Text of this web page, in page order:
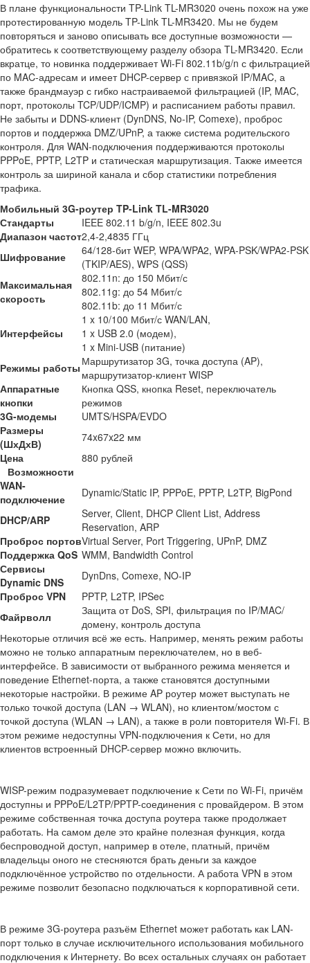
В плане функциональности TP-Link TL-MR3020 очень похож на уже
протестированную модель TP-Link TL-MR3420. Мы не будем
повторяться и заново описывать все доступные возможности —
обратитесь к соответствующему разделу обзора TL-MR3420. Если
вкратце, то новинка поддерживает Wi-Fi 802.11b/g/n с фильтрацией
по MAC-адресам и имеет DHCP-сервер с привязкой IP/MAC, а
также брандмауэр с гибко настраиваемой фильтрацией (IP, MAC,
порт, протоколы TCP/UDP/ICMP) и расписанием работы правил.
Не забыты и DDNS-клиент (DynDNS, No-IP, Comexe), проброс
портов и поддержка DMZ/UPnP, а также система родительского
контроля. Для WAN-подключения поддерживаются протоколы
PPPoE, PPTP, L2TP и статическая маршрутизация. Также имеется
контроль за шириной канала и сбор статистики потребления
трафика.
Мобильный 3G-роутер TP-Link TL-MR3020
Стандарты
IEEE 802.11 b/g/n, IEEE 802.3u
Диапазон частот2,4-2,4835 ГГц
Шифрование
64/128-бит WEP, WPA/WPA2, WPA-PSK/WPA2-PSK
(TKIP/AES), WPS (QSS)
Максимальная
скорость
802.11n: до 150 Мбит/с
802.11g: до 54 Мбит/с
802.11b: до 11 Мбит/с
Интерфейсы
1 x 10/100 Мбит/с WAN/LAN,
1 x USB 2.0 (модем),
1 x Mini-USB (питание)
Режимы работы Маршрутизатор 3G, точка доступа (AP),
маршрутизатор-клиент WISP
Аппаратные
кнопки
Кнопка QSS, кнопка Reset, переключатель
режимов
3G-модемы
UMTS/HSPA/EVDO
Размеры
(ШхДхВ)
74x67x22 мм
Цена
880 рублей
Возможности
WAN-
подключение
Dynamic/Static IP, PPPoE, PPTP, L2TP, BigPond
DHCP/ARP
Server, Client, DHCP Client List, Address
Reservation, ARP
Проброс портовVirtual Server, Port Triggering, UPnP, DMZ
Поддержка QoS WMM, Bandwidth Control
Сервисы
Dynamic DNS
DynDns, Comexe, NO-IP
Проброс VPN
PPTP, L2TP, IPSec
Файрволл
Защита от DoS, SPI, фильтрация по IP/MAC/
домену, контроль доступа
Некоторые отличия всё же есть. Например, менять режим работы
можно не только аппаратным переключателем, но в веб-
интерфейсе. В зависимости от выбранного режима меняется и
поведение Ethernet-порта, а также становятся доступными
некоторые настройки. В режиме AP роутер может выступать не
только точкой доступа (LAN → WLAN), но клиентом/мостом с
точкой доступа (WLAN → LAN), а также в роли повторителя Wi-Fi. В
этом режиме недоступны VPN-подключения к Сети, но для
клиентов встроенный DHCP-сервер можно включить.
WISP-режим подразумевает подключение к Сети по Wi-Fi, причём
доступны и PPPoE/L2TP/PPTP-соединения с провайдером. В этом
режиме собственная точка доступа роутера также продолжает
работать. На самом деле это крайне полезная функция, когда
беспроводной доступ, например в отеле, платный, причём
владельцы оного не стесняются брать деньги за каждое
подключённое устройство по отдельности. А работа VPN в этом
режиме позволит безопасно подключаться к корпоративной сети.
В режиме 3G-роутера разъём Ethernet может работать как LAN-
порт только в случае исключительного использования мобильного
подключения к Интернету. Во всех остальных случаях он работает